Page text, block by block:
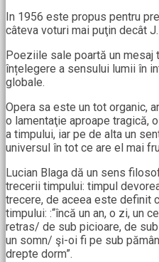
In 1956 este propus pentru
câteva voturi mai puţin decât
Poeziile sale poartă un
înțelegere a sensului lumii în
globale.
Opera sa este un tot organic,
o lamentaţie aproape tragică,
a timpului, iar pe de alta un
universul în tot ce are el mai
Lucian Blaga dă un sens
trecerii timpului: timpul
trecere, de aceea este definit
timpului: :“încă un an, o zi, un
retras/ de sub picioare, de
un somn/ şi-oi fi pe sub
drepte dorm”.